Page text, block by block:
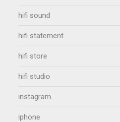
hifi sound
hifi statement
hifi store
hifi studio
instagram
iphone